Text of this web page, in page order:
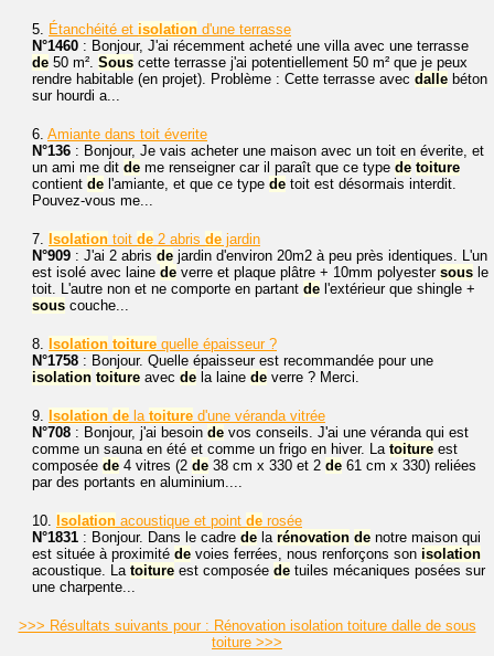
5. Étanchéité et isolation d'une terrasse
N°1460 : Bonjour, J'ai récemment acheté une villa avec une terrasse
de 50 m². Sous cette terrasse j'ai potentiellement 50 m² que je peux
rendre habitable (en projet). Problème : Cette terrasse avec dalle béton
sur hourdi a...
6. Amiante dans toit éverite
N°136 : Bonjour, Je vais acheter une maison avec un toit en éverite, et
un ami me dit de me renseigner car il paraît que ce type de toiture
contient de l'amiante, et que ce type de toit est désormais interdit.
Pouvez-vous me...
7. Isolation toit de 2 abris de jardin
N°909 : J'ai 2 abris de jardin d'environ 20m2 à peu près identiques. L'un
est isolé avec laine de verre et plaque plâtre + 10mm polyester sous le
toit. L'autre non et ne comporte en partant de l'extérieur que shingle +
sous couche...
8. Isolation toiture quelle épaisseur ?
N°1758 : Bonjour. Quelle épaisseur est recommandée pour une
isolation toiture avec de la laine de verre ? Merci.
9. Isolation de la toiture d'une véranda vitrée
N°708 : Bonjour, j'ai besoin de vos conseils. J'ai une véranda qui est
comme un sauna en été et comme un frigo en hiver. La toiture est
composée de 4 vitres (2 de 38 cm x 330 et 2 de 61 cm x 330) reliées
par des portants en aluminium....
10. Isolation acoustique et point de rosée
N°1831 : Bonjour. Dans le cadre de la rénovation de notre maison qui
est située à proximité de voies ferrées, nous renforçons son isolation
acoustique. La toiture est composée de tuiles mécaniques posées sur
une charpente...
>>> Résultats suivants pour : Rénovation isolation toiture dalle de sous
toiture >>>